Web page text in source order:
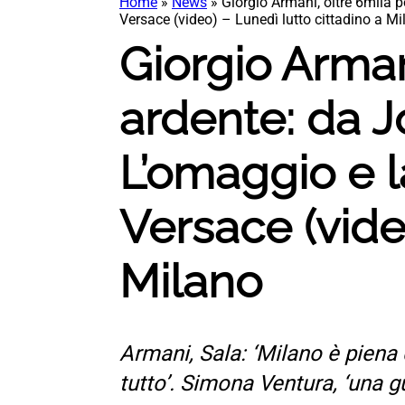
Versace (video) – Lunedì lutto cittadino a
Giorgio
ardente: da
L’omaggio
Versace
Milano
Armani, Sala: ‘Milano è
tutto’. Simona Ventura, ‘una